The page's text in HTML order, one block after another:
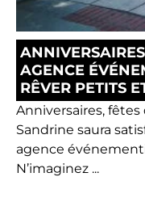
AGENCE
RÊVER PETITS
Anniversaires, fêtes
Sandrine saura
agence
N’imaginez ...